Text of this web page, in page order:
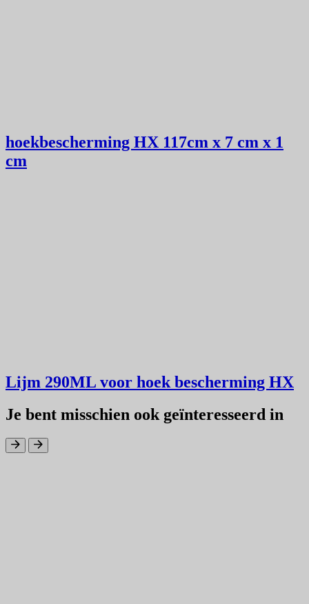
hoekbescherming HX 117cm x 7 cm x 1
cm
Lijm 290ML voor hoek bescherming HX
Je bent misschien ook geïnteresseerd in